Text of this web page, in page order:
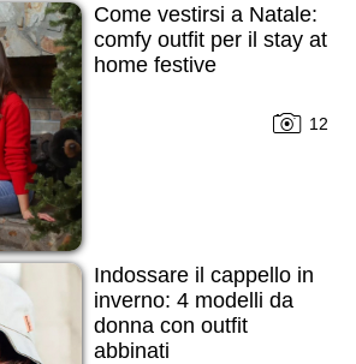
Come vestirsi a Natale:
comfy outfit per il stay at
home festive
12
Indossare il cappello in
inverno: 4 modelli da
donna con outfit
abbinati